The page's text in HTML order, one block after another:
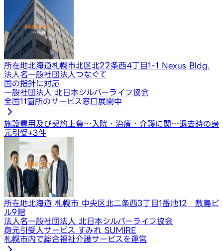
所在地北海道札幌市北区北22条西4丁目1-1 Nexus Bldg.
法人名一般社団法人つなぐて
国の指針に対応
一般社団法人 北日本シルバーライフ協会
全国11箇所のサービス窓口展開中
施設費用及び契約上負… 入院・治療・介護に関…退去時の身
元引受+3件
所在地北海道 札幌市 中央区北二条西3丁目1番地12 敷島ビ
ル9階
法人名一般社団法人 北日本シルバーライフ協会
身元引受人サービス すみれ SUMIRE
札幌市内で総合福祉介護サービスを運営